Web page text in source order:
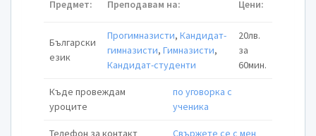
Предмет: Преподавам на: Цени:
Български
език
Прогимназисти, Кандидат-
гимназисти, Гимназисти,
Кандидат-студенти
20лв.
за
60мин.
Къде провеждам
уроците
по уговорка с
ученика
Телефон за контакт Свържете се с мен